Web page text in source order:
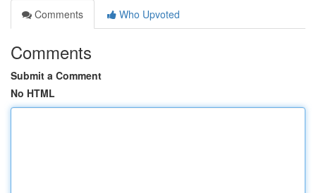
Comments
Who Upvoted
Comments
Submit a Comment
No HTML